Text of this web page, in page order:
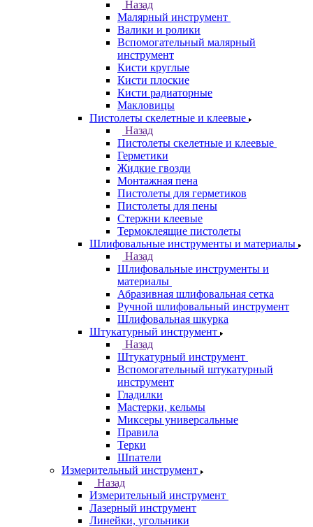
Назад
Малярный инструмент
Валики и ролики
Вспомогательный малярный
инструмент
Кисти круглые
Кисти плоские
Кисти радиаторные
Макловицы
Пистолеты скелетные и клеевые
Назад
Пистолеты скелетные и клеевые
Герметики
Жидкие гвозди
Монтажная пена
Пистолеты для герметиков
Пистолеты для пены
Стержни клеевые
Термоклеящие пистолеты
Шлифовальные инструменты и материалы
Назад
Шлифовальные инструменты и
материалы
Абразивная шлифовальная сетка
Ручной шлифовальный инструмент
Шлифовальная шкурка
Штукатурный инструмент
Назад
Штукатурный инструмент
Вспомогательный штукатурный
инструмент
Гладилки
Мастерки, кельмы
Миксеры универсальные
Правила
Терки
Шпатели
Измерительный инструмент
Назад
Измерительный инструмент
Лазерный инструмент
Линейки, угольники